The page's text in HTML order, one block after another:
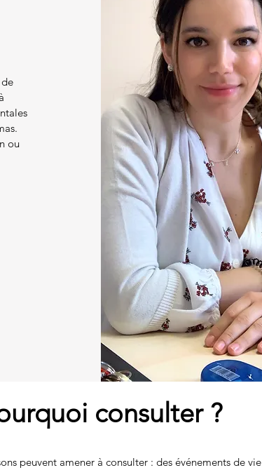
ou
consulter ?
peuvent amener à consulter : des événements de vie